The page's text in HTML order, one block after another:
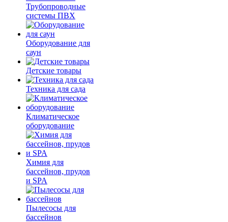
Трубопроводные
системы ПВХ
Оборудование для
саун
Детские товары
Техника для сада
Климатическое
оборудование
Химия для
бассейнов, прудов
и SPA
Пылесосы для
бассейнов